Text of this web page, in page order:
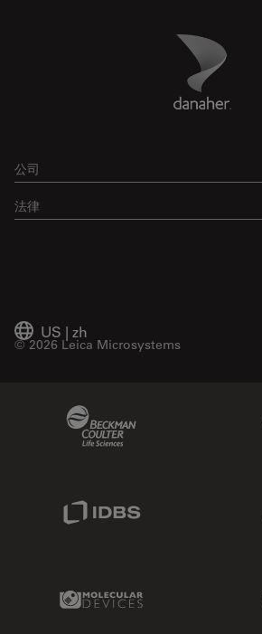
Danaher Logo
公司
法律
US | zh
© 2026 Leica Microsystems
Molecular Devices Link